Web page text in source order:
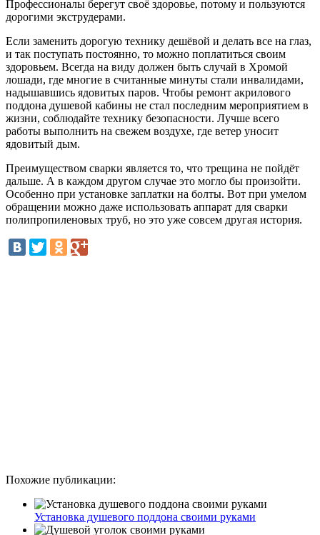
Профессионалы берегут своё здоровье, потому и пользуются
дорогими экструдерами.
Если заменить дорогую технику дешёвой и делать все на глаз,
и так поступать постоянно, то можно поплатиться своим
здоровьем. Всегда на виду должен быть случай в Хромой
лошади, где многие в считанные минуты стали инвалидами,
надышавшись ядовитых паров. Чтобы ремонт акрилового
поддона душевой кабины не стал последним мероприятием в
жизни, соблюдайте технику безопасности. Лучше всего
работы выполнить на свежем воздухе, где ветер уносит
ядовитый дым.
Преимуществом сварки является то, что трещина не пойдёт
дальше. А в каждом другом случае это могло бы произойти.
Особенно при установке заплатки на болты. Вот при умелом
обращении можно даже использовать аппарат для сварки
полипропиленовых труб, но это уже совсем другая история.
Похожие публикации:
Установка душевого поддона своими руками